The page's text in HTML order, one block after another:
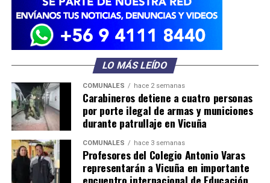
LO MÁS LEÍDO
COMUNALES hace 2 semanas
Carabineros detiene a cuatro personas
por porte ilegal de armas y municiones
durante patrullaje en Vicuña
COMUNALES hace 3 semanas
Profesores del Colegio Antonio Varas
representarán a Vicuña en importante